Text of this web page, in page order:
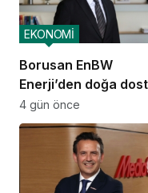
Borusan EnBW
Enerji’den doğa
proje
EKONOMİ
4 gün önce